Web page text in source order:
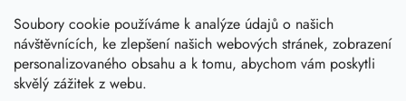
Soubory cookie používáme k analýze údajů o našich
návštěvnících, ke zlepšení našich webových stránek, zobrazení
personalizovaného obsahu a k tomu, abychom vám poskytli
skvělý zážitek z webu.
Sledujte nás